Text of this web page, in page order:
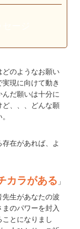
どのようなお願い
現に向けて動き
だ願いは十分に
ど、、、どんな願
在があれば、よ
カラがある 」
生があなたの波
のパワーを封入
とになりまし